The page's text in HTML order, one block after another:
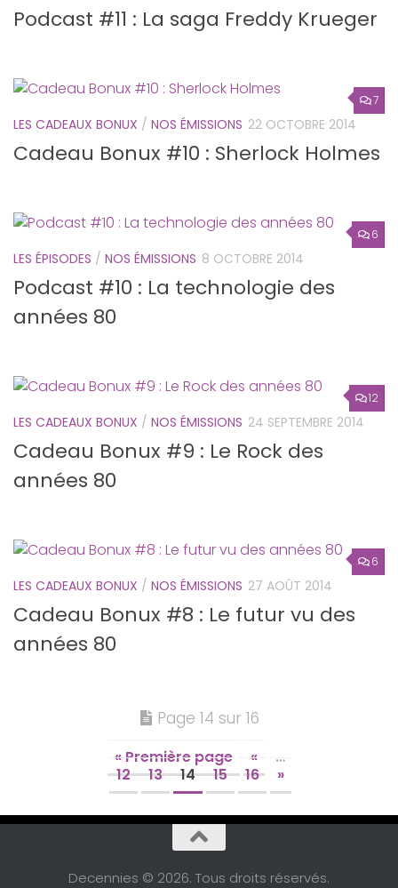
Podcast #11 : La saga Freddy Krueger
7
LES CADEAUX BONUX / NOS ÉMISSIONS 22 OCTOBRE 2014
Cadeau Bonux #10 : Sherlock Holmes
6
LES ÉPISODES / NOS ÉMISSIONS 8 OCTOBRE 2014
Podcast #10 : La technologie des
années 80
12
LES CADEAUX BONUX / NOS ÉMISSIONS 24 SEPTEMBRE 2014
Cadeau Bonux #9 : Le Rock des
années 80
6
LES CADEAUX BONUX / NOS ÉMISSIONS 27 AOÛT 2014
Cadeau Bonux #8 : Le futur vu des
années 80
Page 14 sur 16
« Première page «
…
12
13 14 15 16 »
Decennies © 2026. Tous droits réservés.